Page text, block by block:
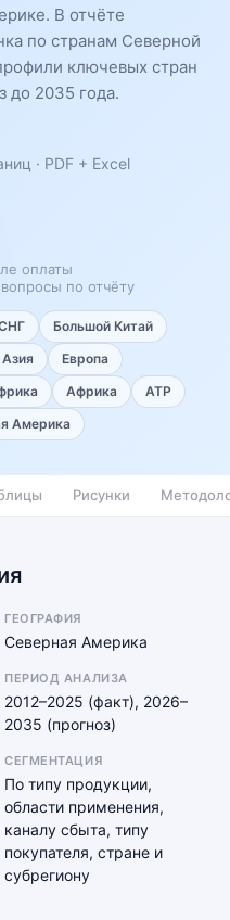
В отчёте
по странам Северной
ключевых стран
до 2035 года.
· PDF + Excel
оплаты
по отчёту
Большой Китай
Европа
Африка
АТР
Америка
Рисунки
ГЕОГРАФИЯ
Северная Америка
ПЕРИОД АНАЛИЗА
2012–2025 (факт), 2026–
2035 (прогноз)
СЕГМЕНТАЦИЯ
По типу продукции,
области применения,
каналу сбыта, типу
покупателя, стране и
субрегиону